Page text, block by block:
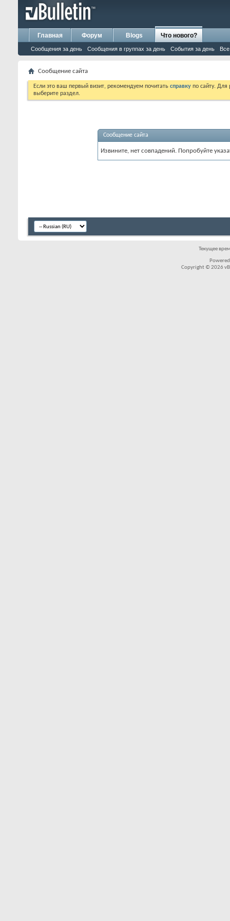
Главная Форум Blogs Что нового?
Сообщения за день Сообщения в группах за день События за день
Сообщение сайта
Если это ваш первый визит, рекомендуем почитать справку по сайту.
выберите раздел.
Сообщение сайта
Извините, нет совпадений. Попробуйте
Текущее
Copyright © 2026